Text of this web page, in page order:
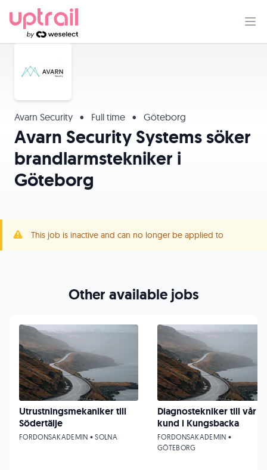
Avarn Security • Full time • Göteborg
Avarn Security Systems söker
brandlarmstekniker i
Göteborg
This job is inactive and can no longer be applied to
Other available jobs
Utrustningsmekaniker till
Södertälje
FORDONSAKADEMIN • SOLNA
Diagnostekniker till vår
kund i Kungsbacka
FORDONSAKADEMIN •
GÖTEBORG